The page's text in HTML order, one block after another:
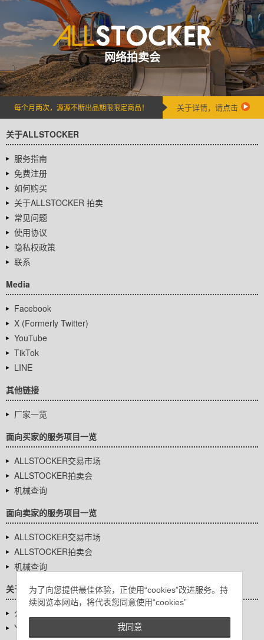
为了向您提供最佳体验，正使用“cookies”改进服务。持
续阅览本网站，将代表您同意使用“cookies”
我同意
网络拍卖会
每个月两次，源源不断出品期限限定商品！ 关于详情，请点击
关于ALLSTOCKER
服务指南
免费注册
如何购买
关于ALLSTOCKER 拍卖
常见问题
使用协议
隐私权政策
联系
Media
Facebook
X (Formerly Twitter)
YouTube
TikTok
LINE
其他链接
厂家一览
面向买家的服务项目一览
ALLSTOCKER交易市场
ALLSTOCKER拍卖会
机械查询
面向卖家的服务项目一览
ALLSTOCKER交易市场
ALLSTOCKER拍卖会
机械查询
关于我们
公司基本信息
YUTAKA Inc.